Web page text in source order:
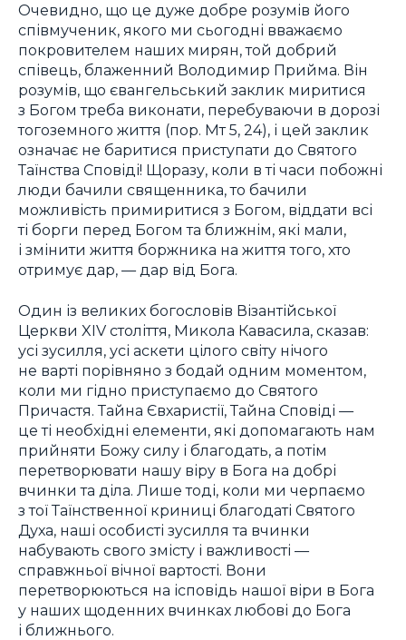
Очевидно, що це дуже добре розумів його
співмученик, якого ми сьогодні вважаємо
покровителем наших мирян, той добрий
співець, блаженний Володимир Прийма. Він
розумів, що євангельський заклик миритися
з Богом треба виконати, перебуваючи в дорозі
тогоземного життя (пор. Мт 5, 24), і цей заклик
означає не баритися приступати до Святого
Таїнства Сповіді! Щоразу, коли в ті часи побожні
люди бачили священника, то бачили
можливість примиритися з Богом, віддати всі
ті борги перед Богом та ближнім, які мали,
і змінити життя боржника на життя того, хто
отримує дар, — дар від Бога.
Один із великих богословів Візантійської
Церкви XIV століття, Микола Кавасила, сказав:
усі зусилля, усі аскети цілого світу нічого
не варті порівняно з бодай одним моментом,
коли ми гідно приступаємо до Святого
Причастя. Тайна Євхаристії, Тайна Сповіді —
це ті необхідні елементи, які допомагають нам
прийняти Божу силу і благодать, а потім
перетворювати нашу віру в Бога на добрі
вчинки та діла. Лише тоді, коли ми черпаємо
з тої Таїнственної криниці благодаті Святого
Духа, наші особисті зусилля та вчинки
набувають свого змісту і важливості —
справжньої вічної вартості. Вони
перетворюються на ісповідь нашої віри в Бога
у наших щоденних вчинках любові до Бога
і ближнього.